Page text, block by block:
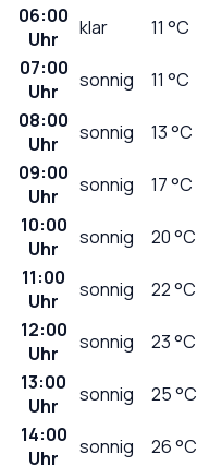
06:00
Uhr
klar 11 °C
07:00
Uhr
sonnig 11 °C
08:00
Uhr
sonnig 13°C
09:00
Uhr
sonnig 17°C
10:00
Uhr
sonnig 20°C
11:00
Uhr
sonnig 22°C
12:00
Uhr
sonnig 23°C
13:00
Uhr
sonnig 25°C
14:00
Uhr
sonnig 26°C